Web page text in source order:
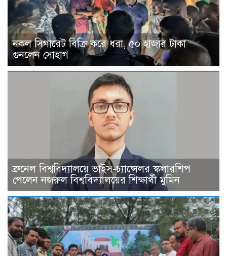
নকল সিগারেট বিক্রি করে ধরা, ৫০ হাজার টাকা
গুনলেন সোহাগ
ব্রুনেল বিশ্ববিদ্যালয়ে ভাইস-চ্যান্সেলর স্কলারশিপ
পেলেন নজরুল বিশ্ববিদ্যালয়ের শিক্ষার্থী মুমিন